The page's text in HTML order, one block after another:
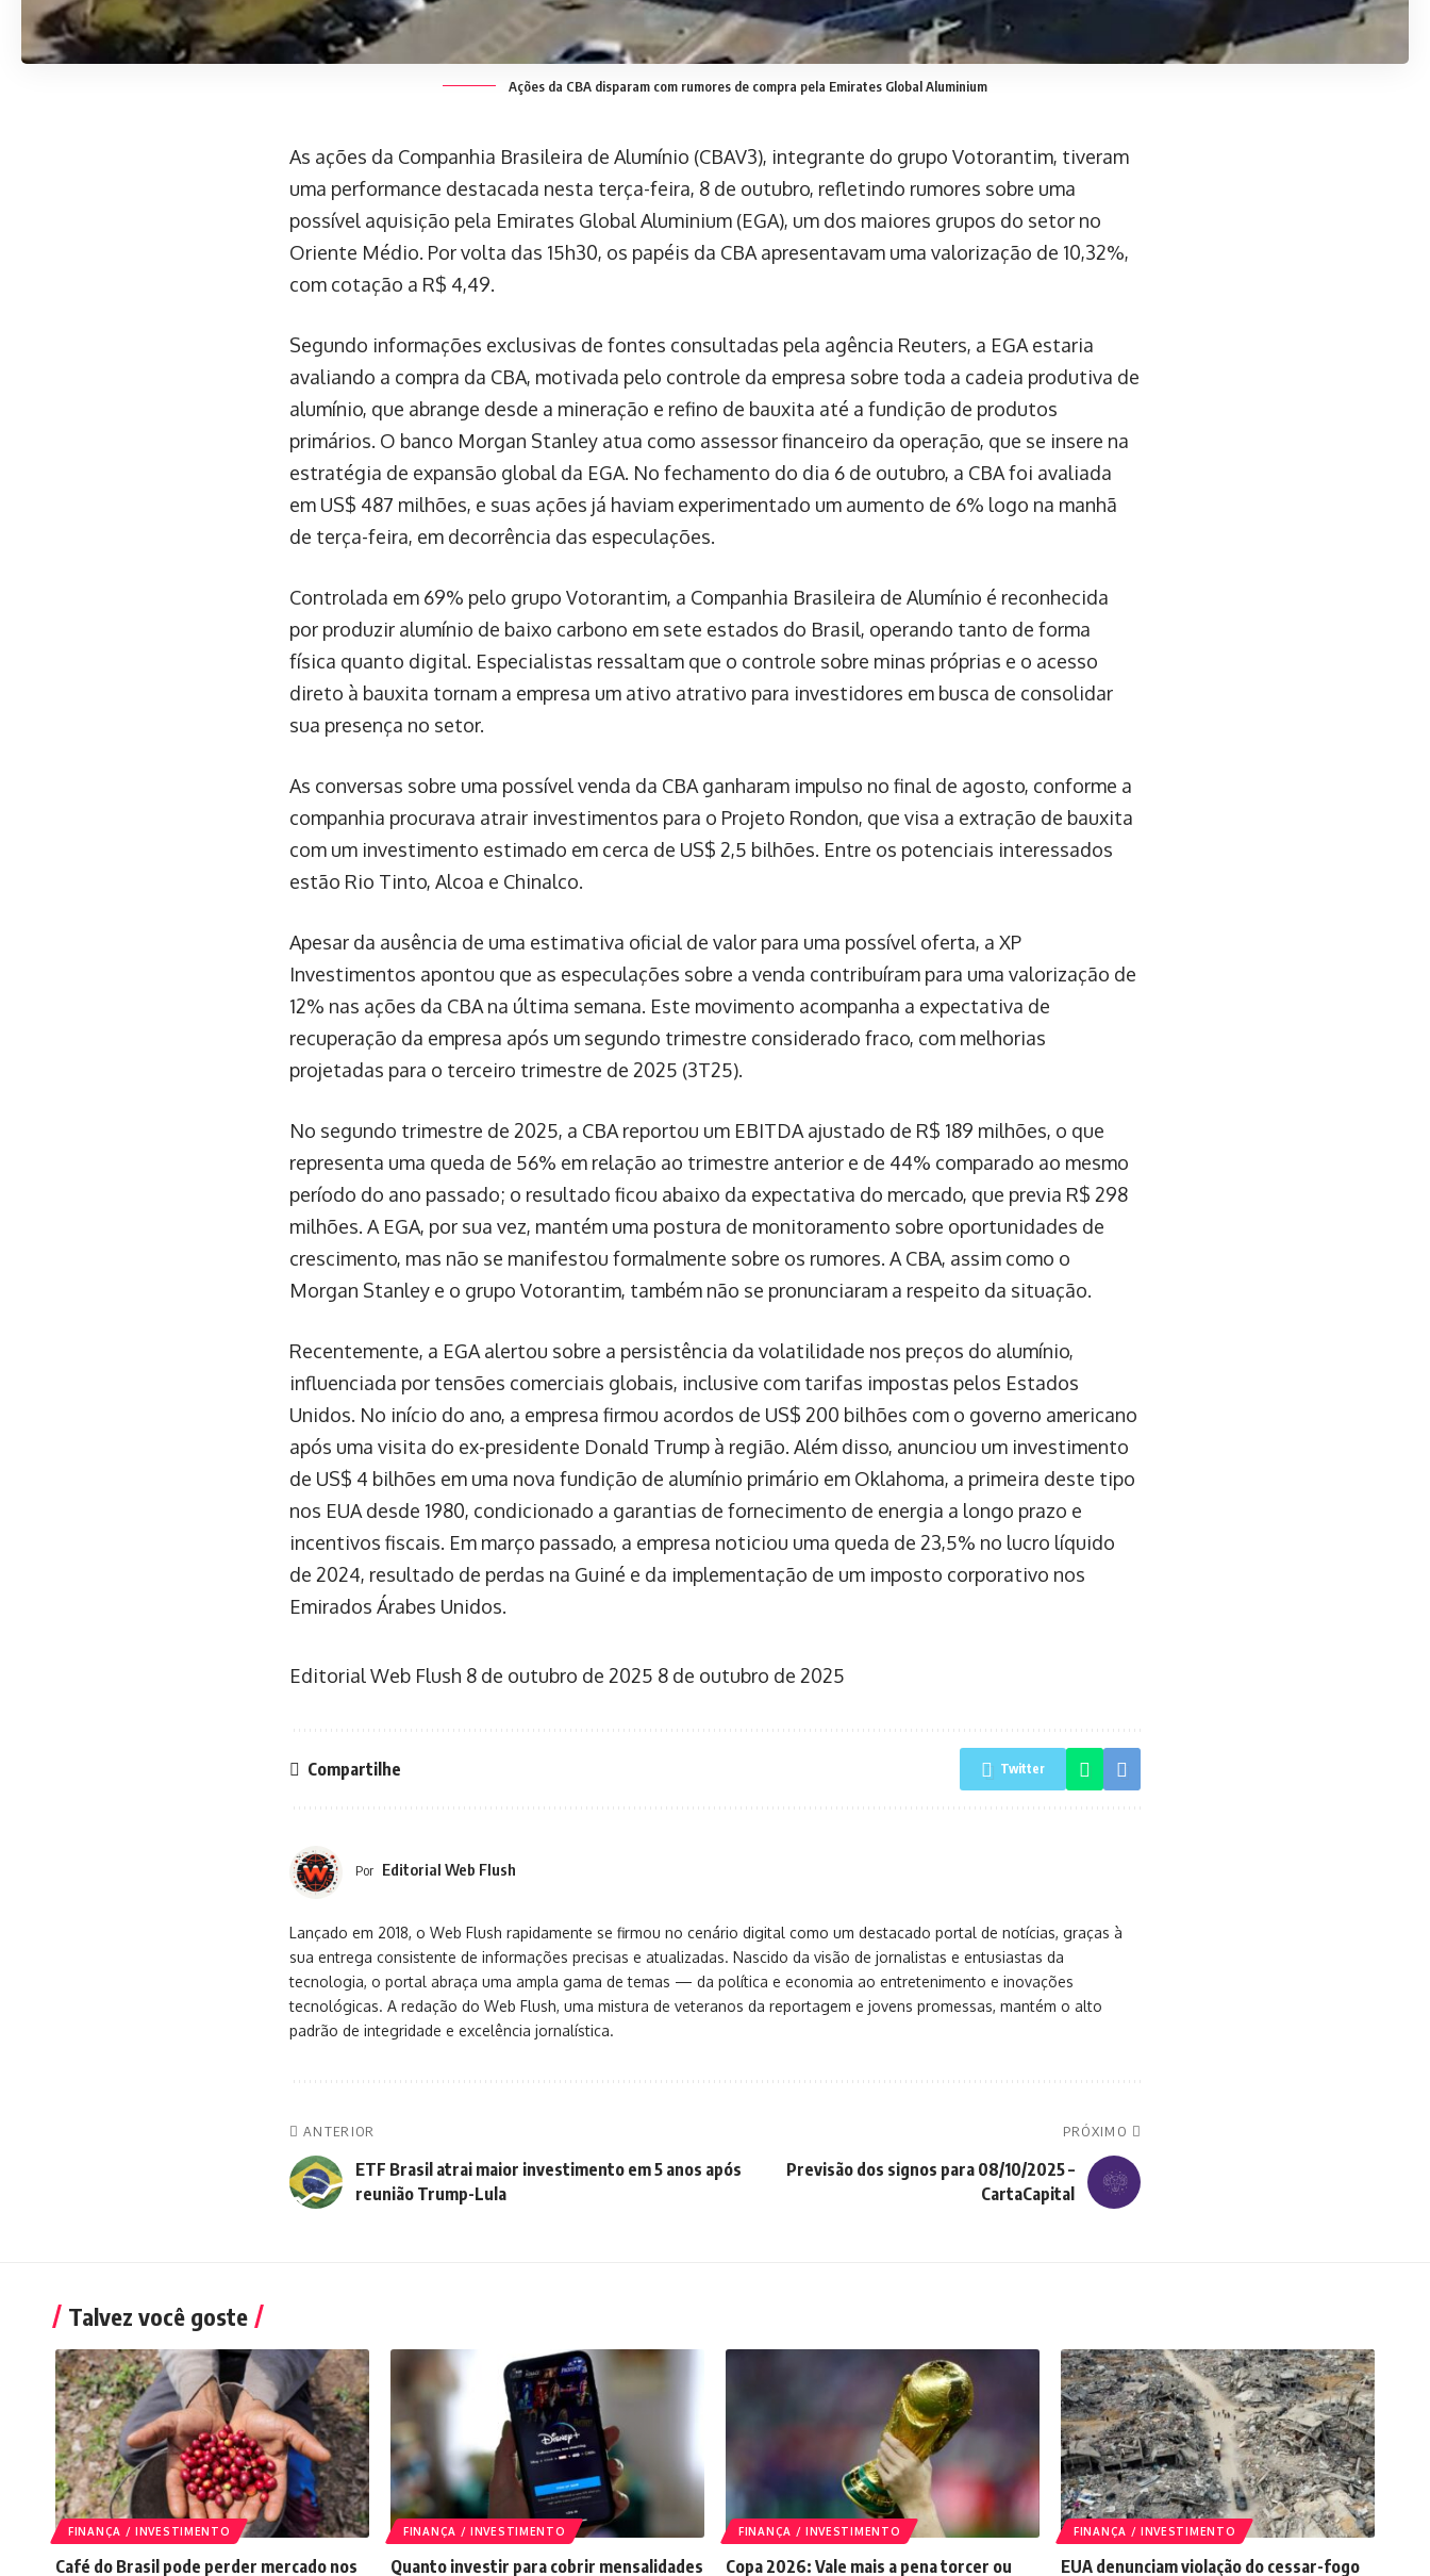
Ações da CBA disparam com rumores de compra pela Emirates Global Aluminium
As ações da Companhia Brasileira de Alumínio (CBAV3), integrante do grupo Votorantim, tiveram
uma performance destacada nesta terça-feira, 8 de outubro, refletindo rumores sobre uma
possível aquisição pela Emirates Global Aluminium (EGA), um dos maiores grupos do setor no
Oriente Médio. Por volta das 15h30, os papéis da CBA apresentavam uma valorização de 10,32%,
com cotação a R$ 4,49.
Segundo informações exclusivas de fontes consultadas pela agência Reuters, a EGA estaria
avaliando a compra da CBA, motivada pelo controle da empresa sobre toda a cadeia produtiva de
alumínio, que abrange desde a mineração e refino de bauxita até a fundição de produtos
primários. O banco Morgan Stanley atua como assessor financeiro da operação, que se insere na
estratégia de expansão global da EGA. No fechamento do dia 6 de outubro, a CBA foi avaliada
em US$ 487 milhões, e suas ações já haviam experimentado um aumento de 6% logo na manhã
de terça-feira, em decorrência das especulações.
Controlada em 69% pelo grupo Votorantim, a Companhia Brasileira de Alumínio é reconhecida
por produzir alumínio de baixo carbono em sete estados do Brasil, operando tanto de forma
física quanto digital. Especialistas ressaltam que o controle sobre minas próprias e o acesso
direto à bauxita tornam a empresa um ativo atrativo para investidores em busca de consolidar
sua presença no setor.
As conversas sobre uma possível venda da CBA ganharam impulso no final de agosto, conforme a
companhia procurava atrair investimentos para o Projeto Rondon, que visa a extração de bauxita
com um investimento estimado em cerca de US$ 2,5 bilhões. Entre os potenciais interessados
estão Rio Tinto, Alcoa e Chinalco.
Apesar da ausência de uma estimativa oficial de valor para uma possível oferta, a XP
Investimentos apontou que as especulações sobre a venda contribuíram para uma valorização de
12% nas ações da CBA na última semana. Este movimento acompanha a expectativa de
recuperação da empresa após um segundo trimestre considerado fraco, com melhorias
projetadas para o terceiro trimestre de 2025 (3T25).
No segundo trimestre de 2025, a CBA reportou um EBITDA ajustado de R$ 189 milhões, o que
representa uma queda de 56% em relação ao trimestre anterior e de 44% comparado ao mesmo
período do ano passado; o resultado ficou abaixo da expectativa do mercado, que previa R$ 298
milhões. A EGA, por sua vez, mantém uma postura de monitoramento sobre oportunidades de
crescimento, mas não se manifestou formalmente sobre os rumores. A CBA, assim como o
Morgan Stanley e o grupo Votorantim, também não se pronunciaram a respeito da situação.
Recentemente, a EGA alertou sobre a persistência da volatilidade nos preços do alumínio,
influenciada por tensões comerciais globais, inclusive com tarifas impostas pelos Estados
Unidos. No início do ano, a empresa firmou acordos de US$ 200 bilhões com o governo americano
após uma visita do ex-presidente Donald Trump à região. Além disso, anunciou um investimento
de US$ 4 bilhões em uma nova fundição de alumínio primário em Oklahoma, a primeira deste tipo
nos EUA desde 1980, condicionado a garantias de fornecimento de energia a longo prazo e
incentivos fiscais. Em março passado, a empresa noticiou uma queda de 23,5% no lucro líquido
de 2024, resultado de perdas na Guiné e da implementação de um imposto corporativo nos
Emirados Árabes Unidos.
Editorial Web Flush 8 de outubro de 2025 8 de outubro de 2025
Compartilhe Twitter
Por Editorial Web Flush
Lançado em 2018, o Web Flush rapidamente se firmou no cenário digital como um destacado portal de notícias, graças à
sua entrega consistente de informações precisas e atualizadas. Nascido da visão de jornalistas e entusiastas da
tecnologia, o portal abraça uma ampla gama de temas — da política e economia ao entretenimento e inovações
tecnológicas. A redação do Web Flush, uma mistura de veteranos da reportagem e jovens promessas, mantém o alto
padrão de integridade e excelência jornalística.
ANTERIOR
ETF Brasil atrai maior investimento em 5 anos após
reunião Trump-Lula
PRÓXIMO
Previsão dos signos para 08/10/2025 –
CartaCapital
Talvez você goste
FINANÇA / INVESTIMENTO
Café do Brasil pode perder mercado nos
FINANÇA / INVESTIMENTO
Quanto investir para cobrir mensalidades
FINANÇA / INVESTIMENTO
Copa 2026: Vale mais a pena torcer ou
FINANÇA / INVESTIMENTO
EUA denunciam violação do cessar-fogo